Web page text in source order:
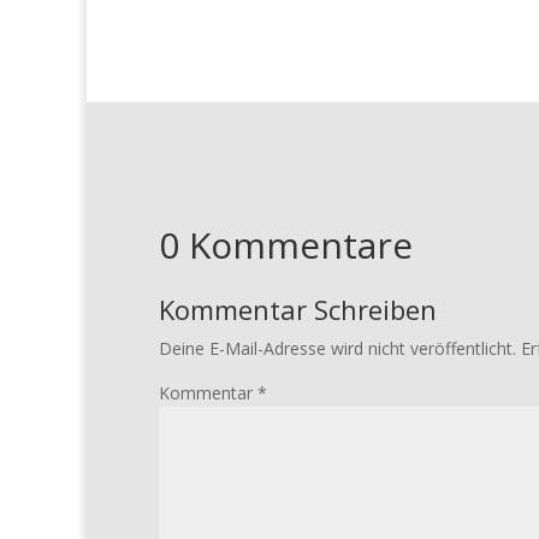
0 Kommentare
Kommentar Schreiben
Deine E-Mail-Adresse wird nicht veröffentlicht.
Kommentar *